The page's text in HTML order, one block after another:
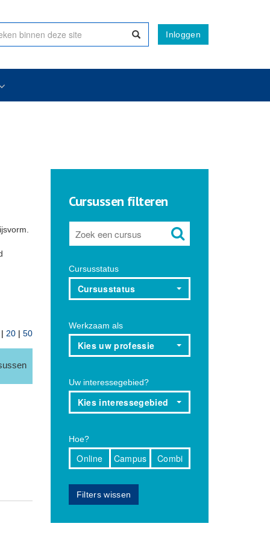
Inloggen
20| 50
Cursussen filteren
Cursusstatus
Cursusstatus
Werkzaam als
Kies uw professie
Uw interessegebied?
Kies interessegebied
Hoe?
Online Campus Combi
Filters wissen